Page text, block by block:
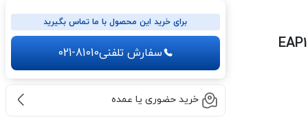
برای خرید این محصول با ما تماس بگیرید
سفارش تلفنی021-81010
خرید حضوری یا عمده